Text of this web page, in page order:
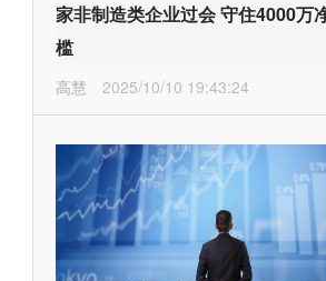
家非制造类企业过会 守住4000万
槛
高慧 2025/10/10 19:43:24